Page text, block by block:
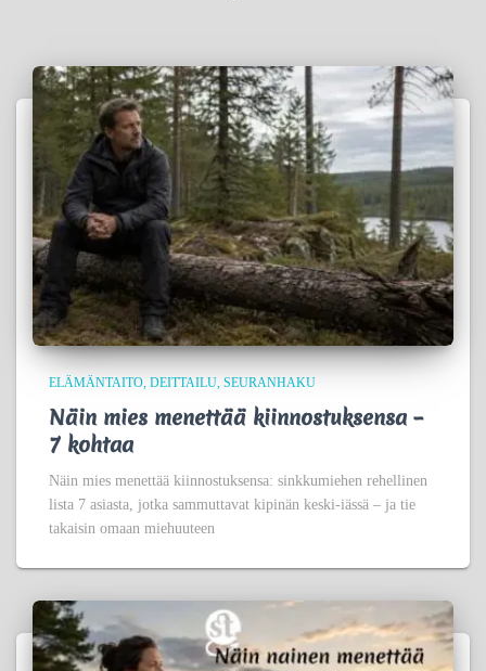
ELÄMÄNTAITO DEITTAILU SEURANHAKU
Näin mies menettää kiinnostuksensa –
7 kohtaa
Näin mies menettää kiinnostuksensa: sinkkumiehen rehellinen
lista 7 asiasta, jotka sammuttavat kipinän keski-iässä – ja tie
takaisin omaan miehuuteen